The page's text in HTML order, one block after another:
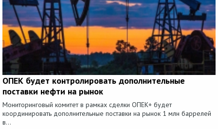
ОПЕК будет контролировать дополнительные
поставки нефти на рынок
Мониторинговый комитет в рамках сделки ОПЕК+ будет
координировать дополнительные поставки на рынок 1 млн баррелей
в...